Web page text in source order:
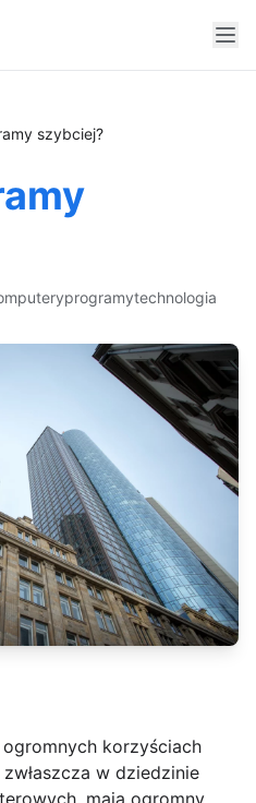
szybciej?
programytechnologia
korzyściach
w dziedzinie